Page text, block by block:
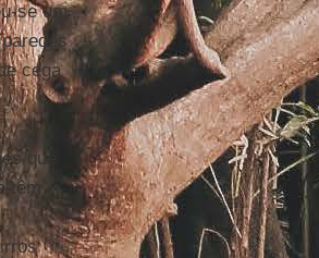
se um
cega
que
têm